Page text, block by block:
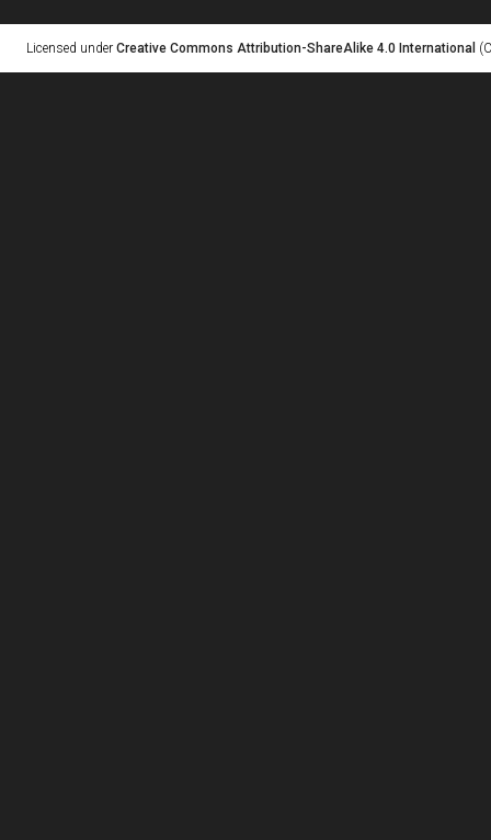
Licensed under Creative Commons Attribution-ShareAlike 4.0 International